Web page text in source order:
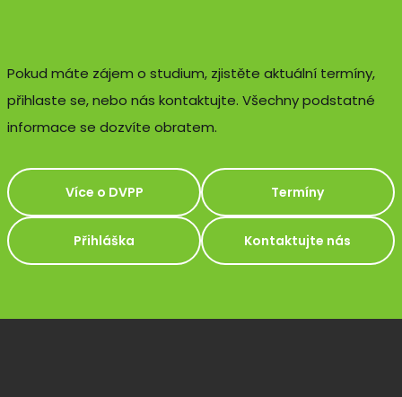
Pokud máte zájem o studium, zjistěte aktuální termíny,
přihlaste se, nebo nás kontaktujte. Všechny podstatné
informace se dozvíte obratem.
Více o DVPP Termíny
Přihláška Kontaktujte nás